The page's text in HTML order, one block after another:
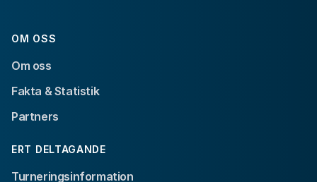
OM OSS
Om oss
Fakta & Statistik
Partners
ERT DELTAGANDE
Turneringsinformation